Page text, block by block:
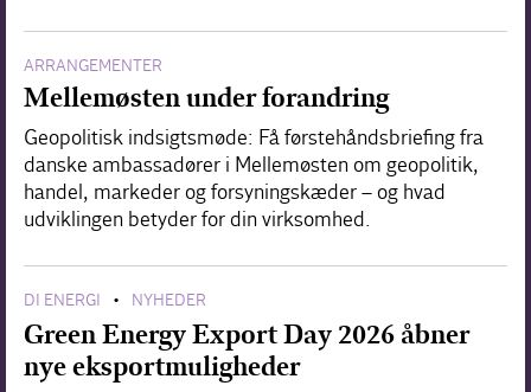
ARRANGEMENTER
Mellemøsten under forandring
Geopolitisk indsigtsmøde: Få førstehåndsbriefing fra
danske ambassadører i Mellemøsten om geopolitik,
handel, markeder og forsyningskæder – og hvad
udviklingen betyder for din virksomhed.
DI ENERGI • NYHEDER
Green Energy Export Day 2026 åbner
nye eksportmuligheder